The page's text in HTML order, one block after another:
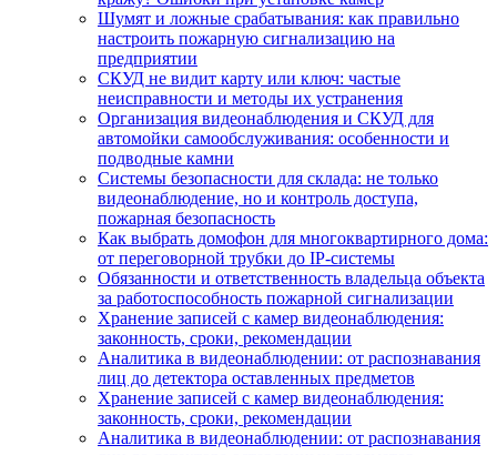
Шумят и ложные срабатывания: как правильно
настроить пожарную сигнализацию на
предприятии
СКУД не видит карту или ключ: частые
неисправности и методы их устранения
Организация видеонаблюдения и СКУД для
автомойки самообслуживания: особенности и
подводные камни
Системы безопасности для склада: не только
видеонаблюдение, но и контроль доступа,
пожарная безопасность
Как выбрать домофон для многоквартирного дома:
от переговорной трубки до IP-системы
Обязанности и ответственность владельца объекта
за работоспособность пожарной сигнализации
Хранение записей с камер видеонаблюдения:
законность, сроки, рекомендации
Аналитика в видеонаблюдении: от распознавания
лиц до детектора оставленных предметов
Хранение записей с камер видеонаблюдения:
законность, сроки, рекомендации
Аналитика в видеонаблюдении: от распознавания